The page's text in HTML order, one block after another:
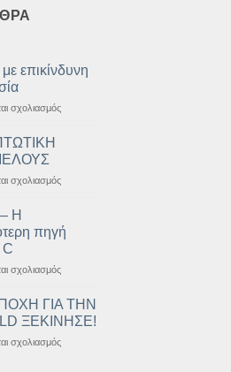
επικίνδυνη
σχολιασμόςστο
ουσία
σχολιασμόςστο
ΚΑΡΤΑ
ΜΕΛΟΥΣ
Η
πηγή
C
σχολιασμόςστο
Η
σπουδαιότερη
πηγή
ΓΙΑ ΤΗΝ
ΞΕΚΙΝΗΣΕ!
σχολιασμόςστο